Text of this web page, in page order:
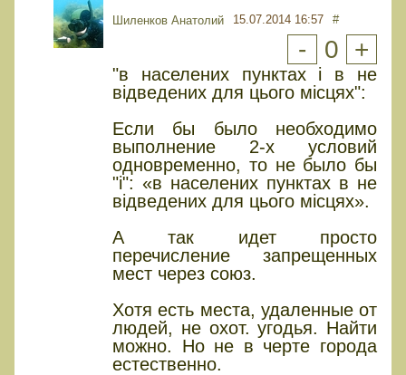
Шиленков Анатолий 15.07.2014 16:57 #
- 0 +
"в населених пунктах і в не
відведених для цього місцях":
Если бы было необходимо
выполнение 2-х условий
одновременно, то не было бы
"і": «в населених пунктах в не
відведених для цього місцях».
А так идет просто
перечисление запрещенных
мест через союз.
Хотя есть места, удаленные от
людей, не охот. угодья. Найти
можно. Но не в черте города
естественно.